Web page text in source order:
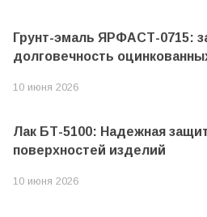
Грунт-эмаль ЯРФАСТ-0715:
долговечность
10 июня 2026
Лак БТ-5100: Надежная
поверхностей изделий
10 июня 2026